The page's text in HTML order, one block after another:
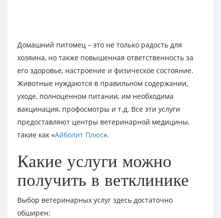
Домашний питомец – это не только радость для
хозяина, но также повышенная ответственность за
его здоровье, настроение и физическое состояние.
Животные нуждаются в правильном содержании,
уходе, полноценном питании, им необходима
вакцинация, профосмотры и т.д. Все эти услуги
предоставляют центры ветеринарной медицины,
такие как «Айболит Плюс».
Какие услуги можно
получить в ветклинике
Выбор ветеринарных услуг здесь достаточно
обширен: